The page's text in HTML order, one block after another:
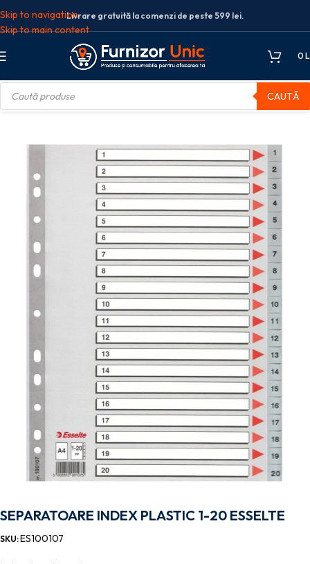
Skip to navigation
Skip to main content
Livrare gratuită la comenzi de peste 599 lei.
0
CAUTĂ
separatoare plastic
SEPARATOARE INDEX PLASTIC 1-20 ESSELTE
SKU:ES100107